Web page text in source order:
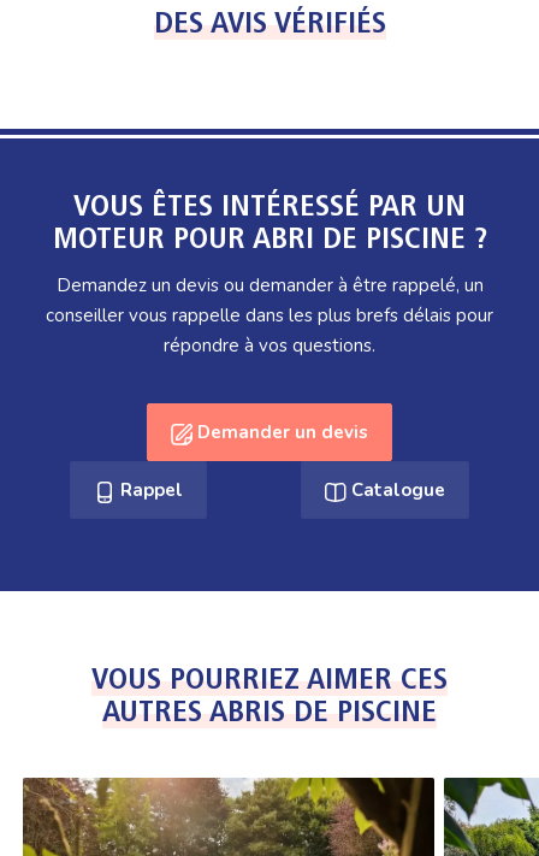
DES AVIS VÉRIFIÉS
VOUS ÊTES INTÉRESSÉ PAR UN
MOTEUR POUR ABRI DE PISCINE ?
Demandez un devis ou demander à être rappelé, un
conseiller vous rappelle dans les plus brefs délais pour
répondre à vos questions.
Demander un devis
Rappel Catalogue
VOUS POURRIEZ AIMER CES
AUTRES ABRIS DE PISCINE